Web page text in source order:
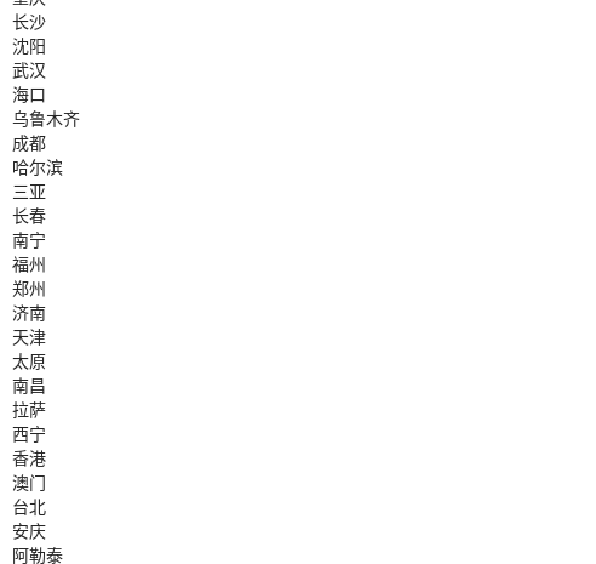
长沙
沈阳
武汉
海口
乌鲁木齐
成都
哈尔滨
三亚
长春
南宁
福州
郑州
济南
天津
太原
南昌
拉萨
西宁
香港
澳门
台北
安庆
阿勒泰